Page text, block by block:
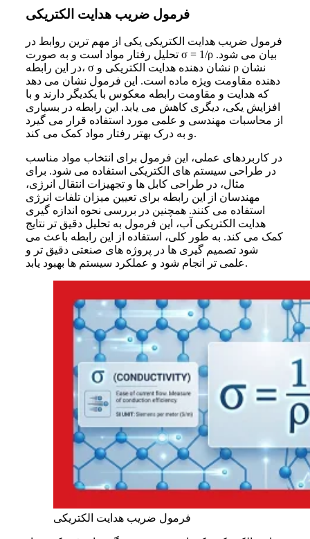
فرمول ضریب هدایت الکتریکی
فرمول ضریب هدایت الکتریکی یکی از مهم ترین روابط در
تحلیل رفتار مواد است و به صورت σ = 1/ρ بیان می شود.
در این رابطه، σ نشان دهنده هدایت الکتریکی و ρ نشان
دهنده مقاومت ویژه ماده است. این فرمول نشان می دهد
که هدایت و مقاومت رابطه معکوس با یکدیگر دارند و با
افزایش یکی، دیگری کاهش می یابد. این رابطه در بسیاری
از محاسبات مهندسی و علمی مورد استفاده قرار می گیرد
و به درک بهتر رفتار مواد کمک می کند.
در کاربردهای عملی، این فرمول برای انتخاب مواد مناسب
در طراحی سیستم های الکتریکی استفاده می شود. برای
مثال، در طراحی کابل ها و تجهیزات انتقال انرژی،
مهندسان از این رابطه برای تعیین میزان تلفات انرژی
استفاده می کنند. همچنین در بررسی نحوه اندازه گیری
هدایت الکتریکی آب، این فرمول به تحلیل دقیق تر نتایج
کمک می کند. به طور کلی، استفاده از این رابطه باعث می
شود تصمیم گیری ها در پروژه های صنعتی دقیق تر و
علمی تر انجام شود و عملکرد سیستم ها بهبود یابد.
فرمول ضریب هدایت الکتریکی